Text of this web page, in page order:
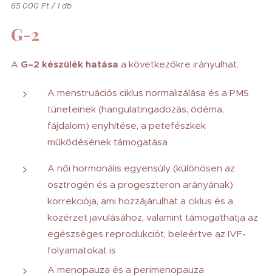
65 000 Ft / 1 db
G-2
A G–2 készülék hatása a következőkre irányulhat:
A menstruációs ciklus normalizálása és a PMS
tüneteinek (hangulatingadozás, ödéma,
fájdalom) enyhítése, a petefészkek
működésének támogatása
A női hormonális egyensúly (különösen az
ösztrogén és a progeszteron arányának)
korrekciója, ami hozzájárulhat a ciklus és a
közérzet javulásához, valamint támogathatja az
egészséges reprodukciót, beleértve az IVF-
folyamatokat is
A menopauza és a perimenopauza